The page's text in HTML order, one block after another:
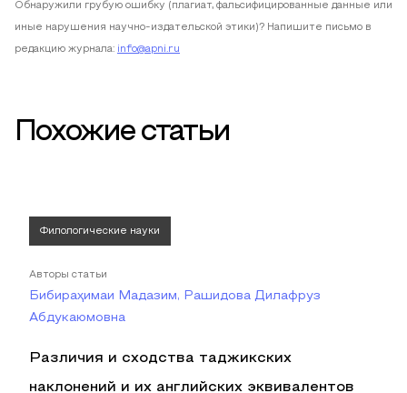
Обнаружили грубую ошибку (плагиат, фальсифицированные данные или
иные нарушения научно-издательской этики)? Напишите письмо в
редакцию журнала: info@apni.ru
Похожие статьи
Филологические науки
Авторы статьи
Бибираҳимаи Мадазим, Рашидова Дилафруз
Абдукаюмовна
Различия и сходства таджикских
наклонений и их английских эквивалентов